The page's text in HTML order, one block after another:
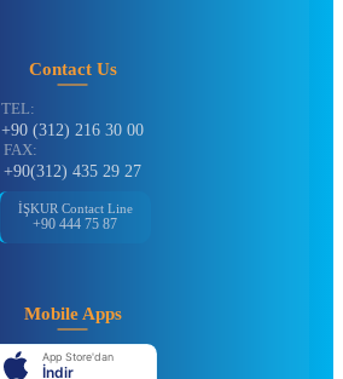
Contact Us
TEL:
+90 (312) 216 30 00
FAX:
+90(312) 435 29 27
İŞKUR Contact Line
+90 444 75 87
Mobile Apps
App Store'dan
İndir